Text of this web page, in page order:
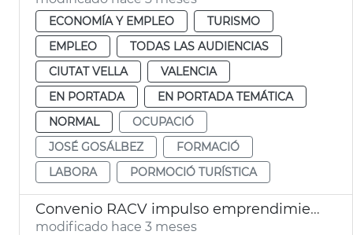
ECONOMÍA Y EMPLEO
TURISMO
EMPLEO
TODAS LAS AUDIENCIAS
CIUTAT VELLA
VALENCIA
EN PORTADA
EN PORTADA TEMÁTICA
NORMAL
OCUPACIÓ
JOSÉ GOSÁLBEZ
FORMACIÓ
LABORA
PORMOCIÓ TURÍSTICA
Convenio RACV impulso emprendimiento valenciano
modificado hace 3 meses